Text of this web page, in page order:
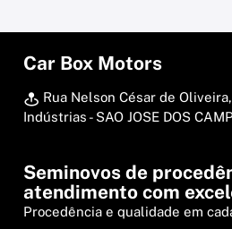
Car Box Motors
Rua Nelson César de
Indústrias - SAO JOSE DOS
Seminovos de
atendimento com
Procedência e qualidade em